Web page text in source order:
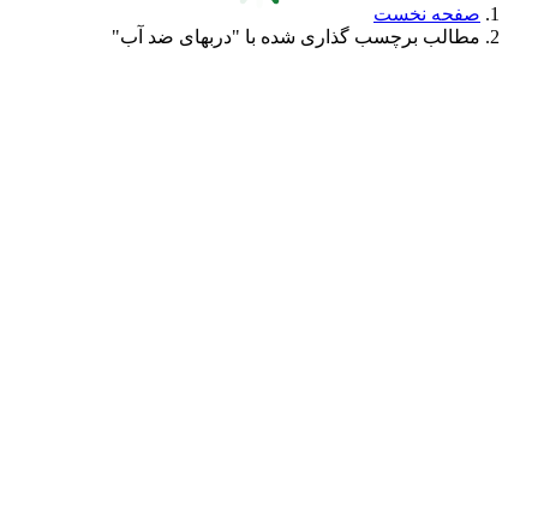
صفحه نخست
مطالب برچسب گذاری شده با "دربهای ضد آب"